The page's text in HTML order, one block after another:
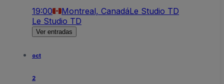
19:00 Montreal, CanadáLe Studio TD
Le Studio TD
Ver entradas
oct
2